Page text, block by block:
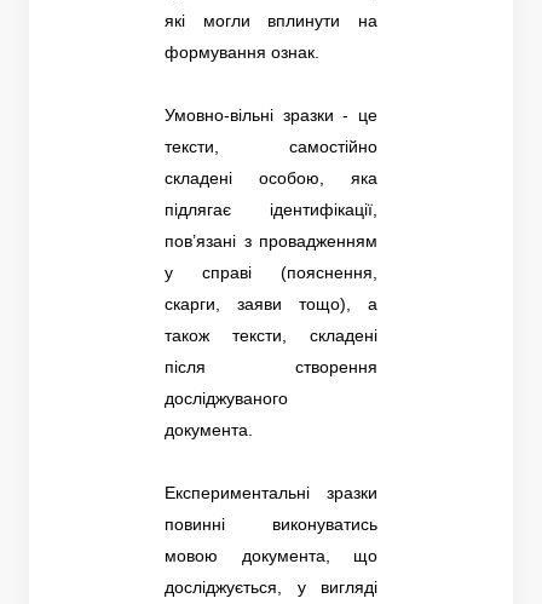
які могли вплинути на
формування ознак.
Умовно-вільні зразки - це
тексти, самостійно
складені особою, яка
підлягає ідентифікації,
пов’язані з провадженням
у справі (пояснення,
скарги, заяви тощо), а
також тексти, складені
після створення
досліджуваного
документа.
Експериментальні зразки
повинні виконуватись
мовою документа, що
досліджується, у вигляді